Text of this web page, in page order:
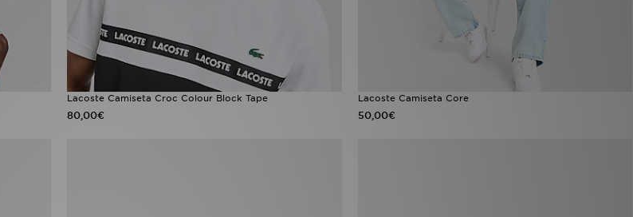
Lacoste Camiseta Croc Colour Block Tape
80,00€
Lacoste Camiseta Core
50,00€